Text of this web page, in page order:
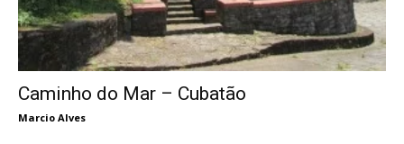
Caminho do Mar – Cubatão
Marcio Alves